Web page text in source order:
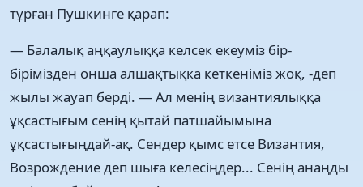
тұрған Пушкинге қарап:
— Балалық аңқаулыққа келсек екеуміз бір-
бірімізден онша алшақтықка кеткеніміз жоқ, -деп
жылы жауап берді. — Ал менің византиялыққа
ұқсастығым сенің қытай патшайымына
ұқсастығыңдай-ақ. Сендер қымс етсе Византия,
Возрождение деп шыға келесіңдер... Сенің анаңды